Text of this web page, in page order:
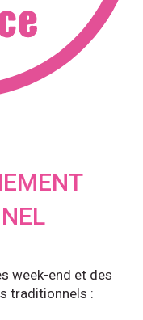
week-end et des
traditionnels :